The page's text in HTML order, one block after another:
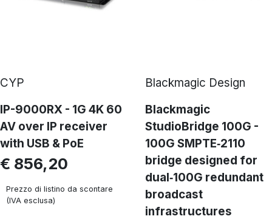
CYP
IP-9000RX - 1G 4K 60
AV over IP receiver
with USB & PoE
€ 856,20
Prezzo di listino da scontare
(IVA esclusa)
Blackmagic Design
Blackmagic
StudioBridge 100G -
100G SMPTE‑2110
bridge designed for
dual‑100G redundant
broadcast
infrastructures